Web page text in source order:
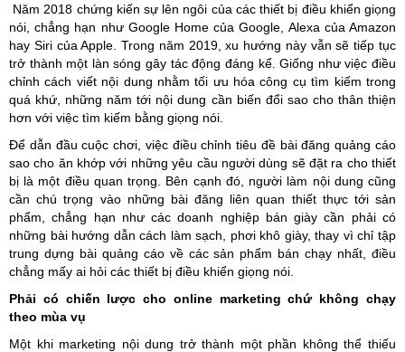
Năm 2018 chứng kiến sự lên ngôi của các thiết bị điều khiển giọng
nói, chẳng hạn như Google Home của Google, Alexa của Amazon
hay Siri của Apple. Trong năm 2019, xu hướng này vẫn sẽ tiếp tục
trở thành một làn sóng gây tác động đáng kể. Giống như việc điều
chỉnh cách viết nội dung nhằm tối ưu hóa công cụ tìm kiếm trong
quá khứ, những năm tới nội dung cần biến đổi sao cho thân thiện
hơn với việc tìm kiếm bằng giọng nói.
Để dẫn đầu cuộc chơi, việc điều chỉnh tiêu đề bài đăng quảng cáo
sao cho ăn khớp với những yêu cầu người dùng sẽ đặt ra cho thiết
bị là một điều quan trọng. Bên cạnh đó, người làm nội dung cũng
cần chú trọng vào những bài đăng liên quan thiết thực tới sản
phẩm, chẳng hạn như các doanh nghiệp bán giày cần phải có
những bài hướng dẫn cách làm sạch, phơi khô giày, thay vì chỉ tập
trung dựng bài quảng cáo về các sản phẩm bán chạy nhất, điều
chẳng mấy ai hỏi các thiết bị điều khiển giọng nói.
Phải có chiến lược cho online marketing chứ không chạy
theo mùa vụ
Một khi marketing nội dung trở thành một phần không thể thiếu